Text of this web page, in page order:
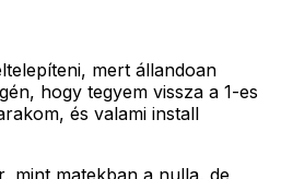
mert állandoan
hogy tegyem vissza a 1-es
és valami install